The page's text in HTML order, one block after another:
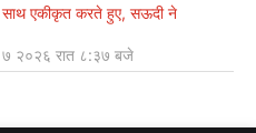
साथ एकीकृत करते हुए, सऊदी ने
२०२६ रात ८:३७ बजे